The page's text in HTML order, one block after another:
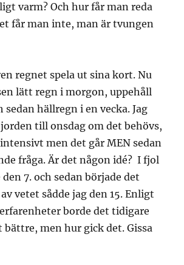
varm? Och hur får man reda
får man inte, man är tvungen
regnet spela ut sina kort. Nu
lätt regn i morgon, uppehåll
sedan hällregn i en vecka. Jag
till onsdag om det behövs,
men det går MEN sedan
fråga. Är det någon idé? I fjol
den 7. och sedan började det
vetet sådde jag den 15. Enligt
borde det tidigare
bättre, men hur gick det. Gissa